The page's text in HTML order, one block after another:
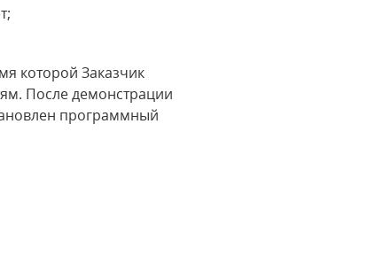
которой Заказчик
После демонстрации
программный